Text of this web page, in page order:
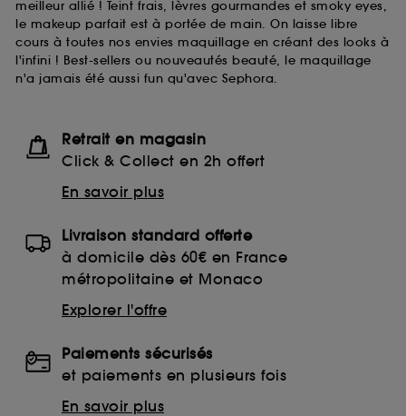
meilleur allié ! Teint frais, lèvres gourmandes et smoky eyes,
le makeup parfait est à portée de main. On laisse libre
cours à toutes nos envies maquillage en créant des looks à
l'infini ! Best-sellers ou nouveautés beauté, le maquillage
n'a jamais été aussi fun qu'avec Sephora.
Retrait en magasin
Click & Collect en 2h offert
En savoir plus
Livraison standard offerte
à domicile dès 60€ en France
métropolitaine et Monaco
Explorer l'offre
Paiements sécurisés
et paiements en plusieurs fois
En savoir plus